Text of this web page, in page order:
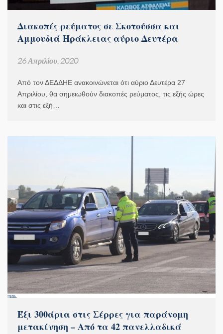
Διακοπές ρεύματος σε Σκοτούσσα και
Αμμουδιά Ηράκλειας αύριο Δευτέρα
26 Απριλίου, 2020
Από τον ΔΕΔΔΗΕ ανακοινώνεται ότι αύριο Δευτέρα 27
Απριλίου, θα σημειωθούν διακοπές ρεύματος, τις εξής ώρες
και στις εξή…
Έξι 300άρια στις Σέρρες για παράνομη
μετακίνηση – Aπό τα 42 πανελλαδικά